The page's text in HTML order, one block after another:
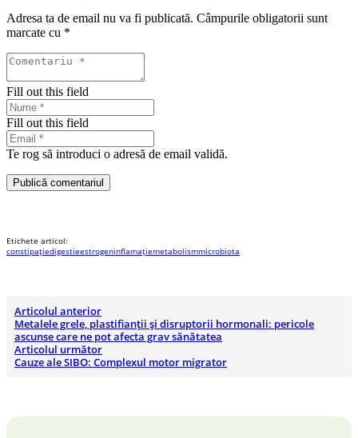
Adresa ta de email nu va fi publicată. Câmpurile obligatorii sunt
marcate cu *
Fill out this field
Fill out this field
Te rog să introduci o adresă de email validă.
Publică comentariul
Etichete articol:
constipațiedigestieestrogeninflamațiemetabolismmicrobiota
Articolul anterior
Metalele grele, plastifianții și disruptorii hormonali: pericole
ascunse care ne pot afecta grav sănătatea
Articolul următor
Cauze ale SIBO: Complexul motor migrator